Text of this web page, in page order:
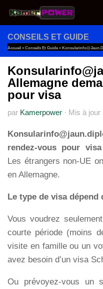
Au dessous du
CONSEILS ET GUIDE
Accueil » Conseils Et Guide »
Allemagne
pour visa
par Kamerpower · Mis à jour
rendez-vous pour visa
Les étrangers non-UE
en Allemagne.
Le type de visa
Vous voudrez
courte période (moins
visite en famille ou un
avez besoin d’un visa
Ou prévoyez-vous un